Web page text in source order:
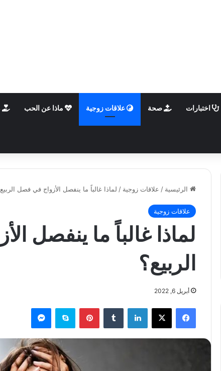
اختبارات صحة علاقات زوجية ماذا عن الحب
الرئيسية / علاقات زوجية / لماذا غالباً ما ينفصل الأزواج في فصل
علاقات زوجية
لماذا غالباً ما ينفصل
الربيع؟
أبريل 6, 2022
فيسبوك X لينكدإن بينتيريستسكايب ماسنجر